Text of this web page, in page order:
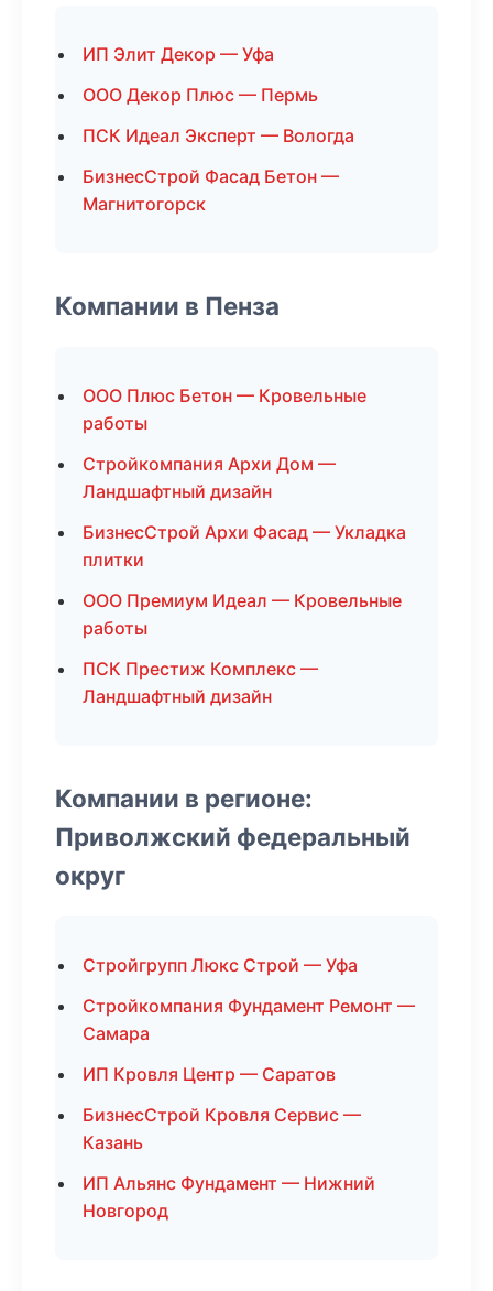
ИП Элит Декор — Уфа
ООО Декор Плюс — Пермь
ПСК Идеал Эксперт — Вологда
БизнесСтрой Фасад Бетон —
Магнитогорск
Компании в Пенза
ООО Плюс Бетон — Кровельные
работы
Стройкомпания Архи Дом —
Ландшафтный дизайн
БизнесСтрой Архи Фасад — Укладка
плитки
ООО Премиум Идеал — Кровельные
работы
ПСК Престиж Комплекс —
Ландшафтный дизайн
Компании в регионе:
Приволжский федеральный
округ
Стройгрупп Люкс Строй — Уфа
Стройкомпания Фундамент Ремонт —
Самара
ИП Кровля Центр — Саратов
БизнесСтрой Кровля Сервис —
Казань
ИП Альянс Фундамент — Нижний
Новгород